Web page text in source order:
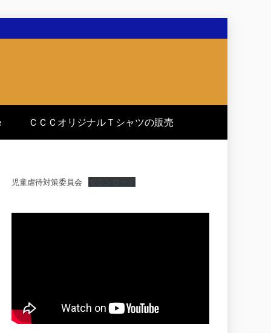
ＣＣＣオリジナルＴシャツの販売
児童虐待対策委員会